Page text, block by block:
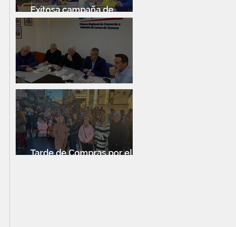
Exitosa campaña de
donación de libros infantiles
Reunión de Junta Directiva
Tarde de Compras por el Día